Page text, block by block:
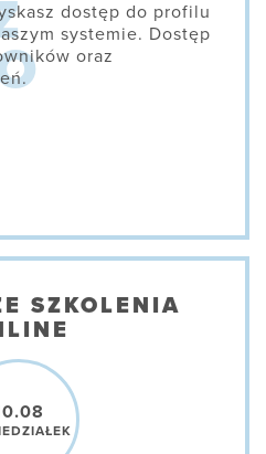
dostęp do profilu
systemie. Dostęp
oraz
SZKOLENIA